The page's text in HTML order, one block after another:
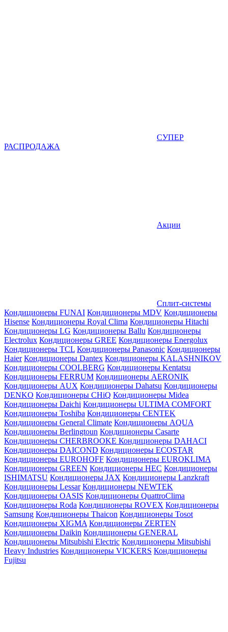
СУПЕР
РАСПРОДАЖА
Акции
Сплит-системы
Кондиционеры FUNAI Кондиционеры MDV Кондиционеры
Hisense Кондиционеры Royal Clima Кондиционеры Hitachi
Кондиционеры LG Кондиционеры Ballu Кондиционеры
Electrolux Кондиционеры GREE Кондиционеры Energolux
Кондиционеры TCL Кондиционеры Panasonic Кондиционеры
Haier Кондиционеры Dantex Кондиционеры KALASHNIKOV
Кондиционеры СOOLBERG Кондиционеры Kentatsu
Кондиционеры FERRUM Кондиционеры AERONIK
Кондиционеры AUX Кондиционеры Dahatsu Кондиционеры
DENKO Кондиционеры CHiQ Кондиционеры Midea
Кондиционеры Daichi Кондиционеры ULTIMA COMFORT
Кондиционеры Toshiba Кондиционеры CENTEK
Кондиционеры General Climate Кондиционеры AQUA
Кондиционеры Berlingtoun Кондиционеры Casarte
Кондиционеры CHERBROOKE Кондиционеры DAHACI
Кондиционеры DAICOND Кондиционеры ECOSTAR
Кондиционеры EUROHOFF Кондиционеры EUROKLIMA
Кондиционеры GREEN Кондиционеры HEC Кондиционеры
ISHIMATSU Кондиционеры JAX Кондиционеры Lanzkraft
Кондиционеры Lessar Кондиционеры NEWTEK
Кондиционеры OASIS Кондиционеры QuattroClima
Кондиционеры Roda Кондиционеры ROVEX Кондиционеры
Samsung Кондиционеры Thaicon Кондиционеры Tosot
Кондиционеры XIGMA Кондиционеры ZERTEN
Кондиционеры Daikin Кондиционеры GENERAL
Кондиционеры Mitsubishi Electric Кондиционеры Mitsubishi
Heavy Industries Кондиционеры VICKERS Кондиционеры
Fujitsu